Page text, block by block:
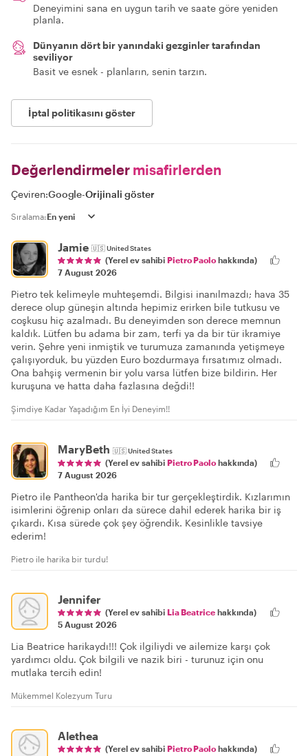
Deneyimini sana en uygun tarih ve saate göre yeniden
planla.
Dünyanın dört bir yanındaki gezginler tarafından
seviliyor
Basit ve esnek - planların, senin tarzın.
İptal politikasını göster
Değerlendirmeler misafirlerden
Çeviren:Google-Orijinali göster
Sıralama:
Jamie 🇺🇸United States
(Yerel ev sahibi Pietro Paolo hakkında)
7 August 2026
Pietro tek kelimeyle muhteşemdi. Bilgisi inanılmazdı; hava 35
derece olup güneşin altında hepimiz erirken bile tutkusu ve
coşkusu hiç azalmadı. Bu deneyimden son derece memnun
kaldık. Lütfen bu adama bir zam, terfi ya da bir tür ikramiye
verin. Şehre yeni inmiştik ve turumuza zamanında yetişmeye
çalışıyorduk, bu yüzden Euro bozdurmaya fırsatımız olmadı.
Ona bahşiş vermenin bir yolu varsa lütfen bize bildirin. Her
kuruşuna ve hatta daha fazlasına değdi!!
Şimdiye Kadar Yaşadığım En İyi Deneyim!!
MaryBeth 🇺🇸United States
(Yerel ev sahibi Pietro Paolo hakkında)
7 August 2026
Pietro ile Pantheon'da harika bir tur gerçekleştirdik. Kızlarımın
isimlerini öğrenip onları da sürece dahil ederek harika bir iş
çıkardı. Kısa sürede çok şey öğrendik. Kesinlikle tavsiye
ederim!
Pietro ile harika bir turdu!
Jennifer
(Yerel ev sahibi Lia Beatrice hakkında)
5 August 2026
Lia Beatrice harikaydı!!! Çok ilgiliydi ve ailemize karşı çok
yardımcı oldu. Çok bilgili ve nazik biri - turunuz için onu
mutlaka tercih edin!
Mükemmel Kolezyum Turu
Alethea
(Yerel ev sahibi Pietro Paolo hakkında)